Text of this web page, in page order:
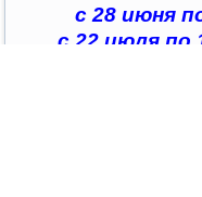
с 28 июня
с 22 июля по